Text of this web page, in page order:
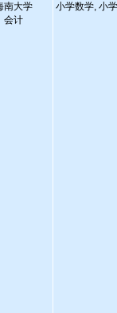
南大学
会计
小学数学, 小